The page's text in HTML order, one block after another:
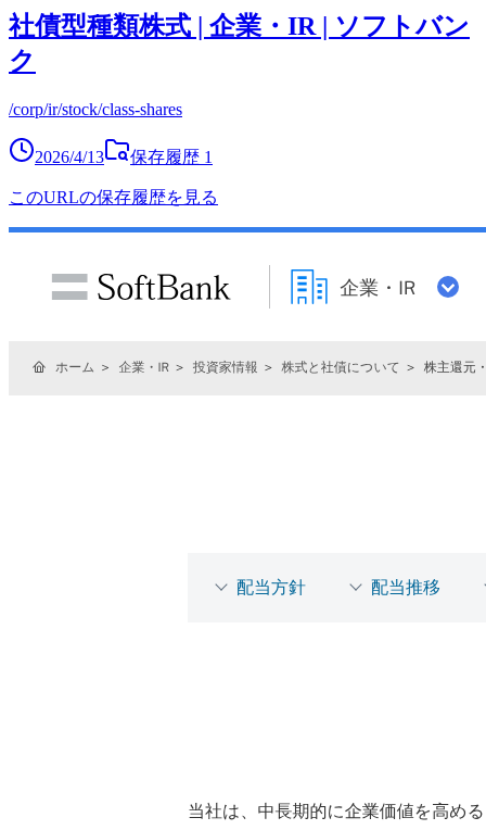
社債型種類株式 | 企業・IR | ソフトバン
ク
/corp/ir/stock/class-shares
2026/4/13 保存履歴 1
このURLの保存履歴を見る